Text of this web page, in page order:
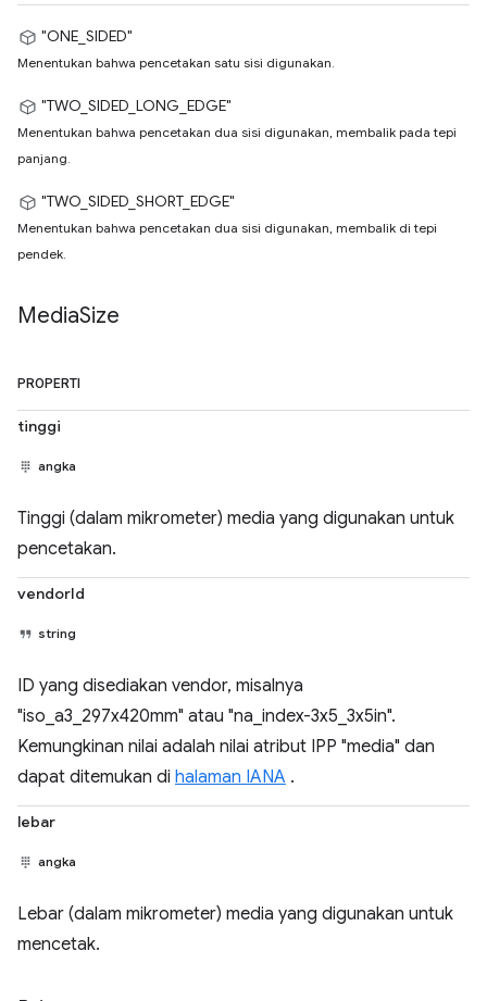
"ONE_SIDED"
Menentukan bahwa pencetakan satu sisi digunakan.
"TWO_SIDED_LONG_EDGE"
Menentukan bahwa pencetakan dua sisi digunakan, membalik pada tepi
panjang.
"TWO_SIDED_SHORT_EDGE"
Menentukan bahwa pencetakan dua sisi digunakan, membalik di tepi
pendek.
MediaSize
PROPERTI
tinggi
angka
Tinggi (dalam mikrometer) media yang digunakan untuk
pencetakan.
vendorId
string
ID yang disediakan vendor, misalnya
"iso_a3_297x420mm" atau "na_index-3x5_3x5in".
Kemungkinan nilai adalah nilai atribut IPP "media" dan
dapat ditemukan di halaman IANA .
lebar
angka
Lebar (dalam mikrometer) media yang digunakan untuk
mencetak.